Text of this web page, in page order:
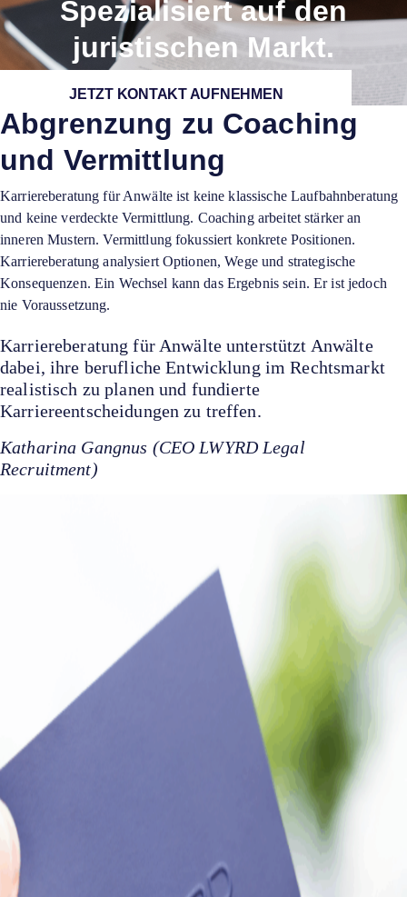
Spezialisiert auf den
juristischen Markt.
JETZT KONTAKT AUFNEHMEN
Abgrenzung zu Coaching
und Vermittlung
Karriereberatung für Anwälte ist keine klassische Laufbahnberatung
und keine verdeckte Vermittlung. Coaching arbeitet stärker an
inneren Mustern. Vermittlung fokussiert konkrete Positionen.
Karriereberatung analysiert Optionen, Wege und strategische
Konsequenzen. Ein Wechsel kann das Ergebnis sein. Er ist jedoch
nie Voraussetzung.
Karriereberatung für Anwälte unterstützt Anwälte
dabei, ihre berufliche Entwicklung im Rechtsmarkt
realistisch zu planen und fundierte
Karriereentscheidungen zu treffen.
Katharina Gangnus (CEO LWYRD Legal
Recruitment)